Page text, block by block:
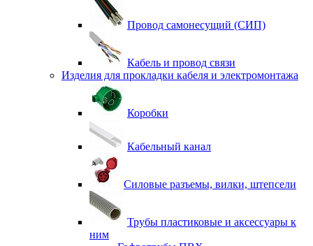
Провод самонесущий (СИП)
Кабель и провод связи
Изделия для прокладки кабеля и электромонтажа
Коробки
Кабельный канал
Силовые разъемы, вилки, штепсели
Трубы пластиковые и аксессуары к
ним